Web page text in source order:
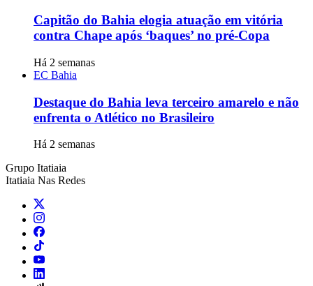
Capitão do Bahia elogia atuação em vitória
contra Chape após ‘baques’ no pré-Copa
Há 2 semanas
EC Bahia
Destaque do Bahia leva terceiro amarelo e não
enfrenta o Atlético no Brasileiro
Há 2 semanas
Grupo Itatiaia
Itatiaia Nas Redes